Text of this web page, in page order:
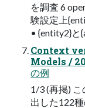
を調査 6
験設定上
• {entity2}と
Context
Models / 20
の例
1/3 (再掲)
出した122